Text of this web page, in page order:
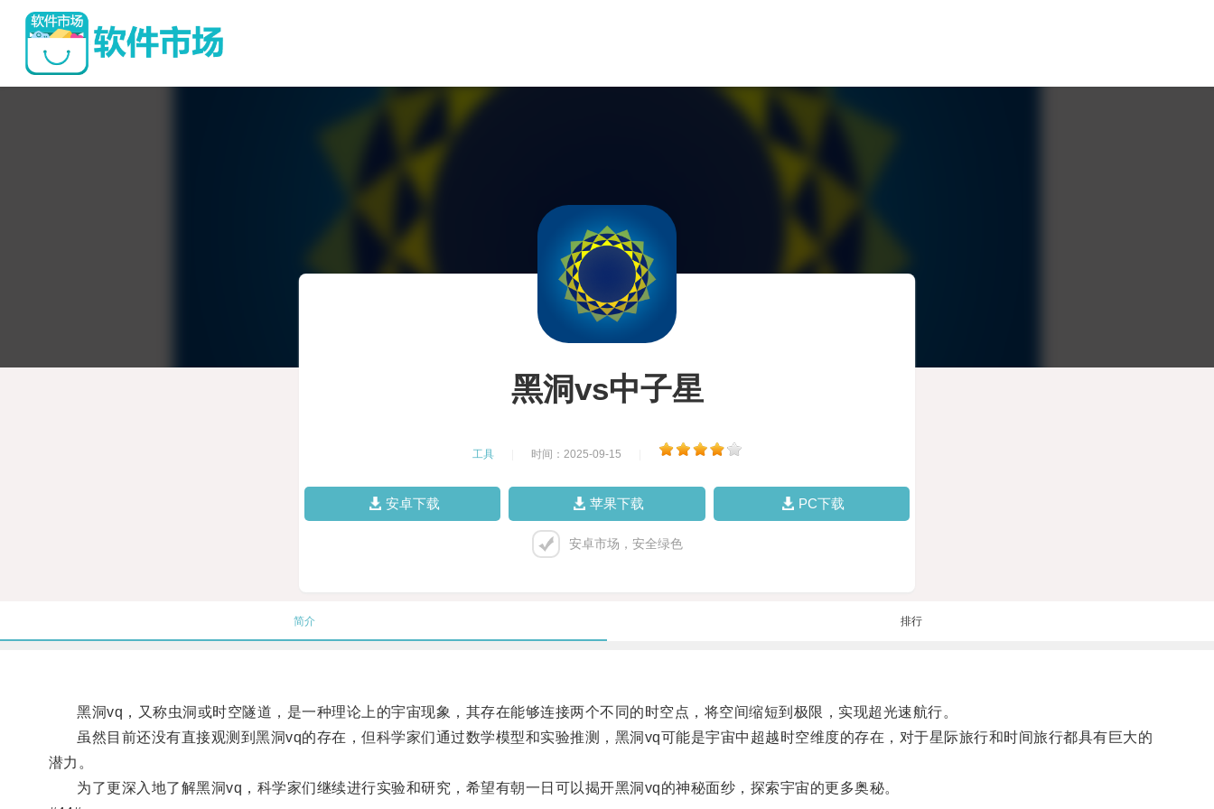
黑洞vs中子星
工具 时间：2025-09-15
安卓下载 苹果下载 PC下载
安卓市场，安全绿色
简介 排行
黑洞vq，又称虫洞或时空隧道，是一种理论上的宇宙现象，其存在能够连接两个不同的时空点，将空间缩短到极限，实现超光速航行。
虽然目前还没有直接观测到黑洞vq的存在，但科学家们通过数学模型和实验推测，黑洞vq可能是宇宙中超越时空维度的存在，对于星际旅行和时间旅行都具有巨大的
潜力。
为了更深入地了解黑洞vq，科学家们继续进行实验和研究，希望有朝一日可以揭开黑洞vq的神秘面纱，探索宇宙的更多奥秘。